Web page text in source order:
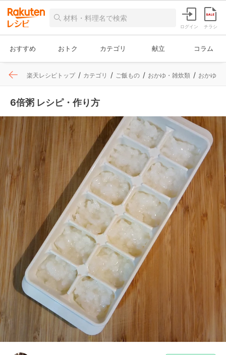
ログイン チラシ
おすすめ おトク カテゴリ 献立 コラム
楽天レシピトップ カテゴリ ご飯もの おかゆ・雑炊類 おかゆ
6倍粥 レシピ・作り方